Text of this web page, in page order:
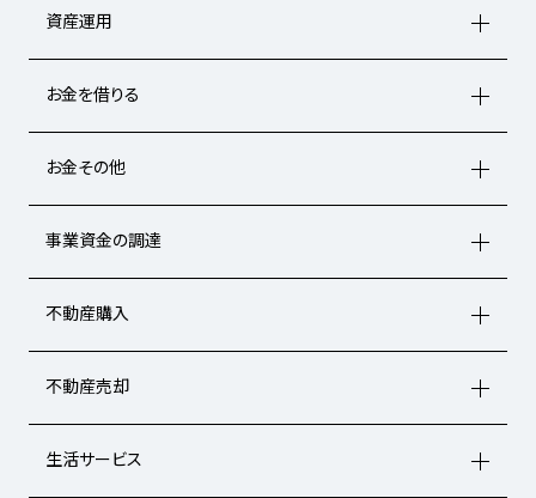
資産運用
お金を借りる
お金その他
事業資金の調達
不動産購入
不動産売却
生活サービス